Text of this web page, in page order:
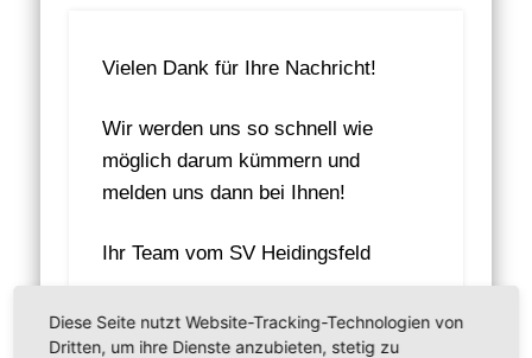
Vielen Dank für Ihre Nachricht!
Wir werden uns so schnell wie
möglich darum kümmern und
melden uns dann bei Ihnen!
Ihr Team vom SV Heidingsfeld
Diese Seite nutzt Website-Tracking-Technologien von
Dritten, um ihre Dienste anzubieten, stetig zu